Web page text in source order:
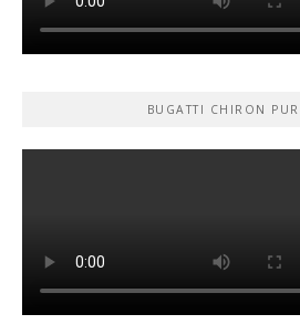
BUGATTI CHIRON